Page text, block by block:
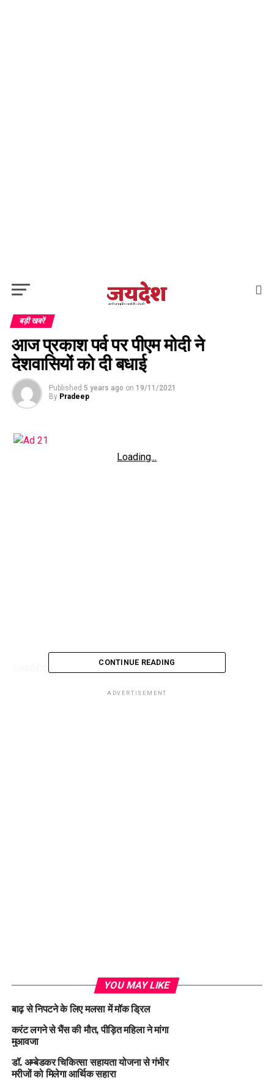
बड़ी खबरें
आज प्रकाश पर्व पर पीएम मोदी ने
देशवासियों को दी बधाई
Published 5 years ago on 19/11/2021
By Pradeep
Loading...
CONTINUE READING
ADVERTISEMENT
YOU MAY LIKE
बाढ़ से निपटने के लिए मलसा में मॉक ड्रिल
करंट लगने से भैंस की मौत, पीड़ित महिला ने मांगा
मुआवजा
डॉ. अम्बेडकर चिकित्सा सहायता योजना से गंभीर
मरीजों को मिलेगा आर्थिक सहारा